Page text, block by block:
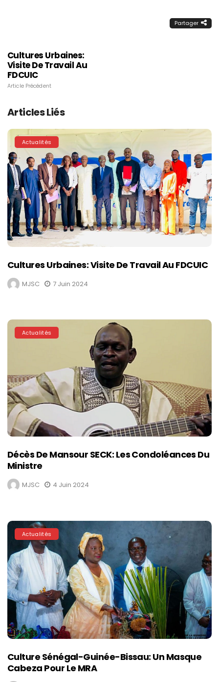
Partager
Cultures Urbaines:
Visite De Travail Au
FDCUIC
Article Précédent
Articles Liés
Actualités
Cultures Urbaines: Visite De Travail Au FDCUIC
MJSC 7 Juin 2024
Actualités
Décès De Mansour SECK: Les Condoléances Du
Ministre
MJSC 4 Juin 2024
Actualités
Culture Sénégal-Guinée-Bissau: Un Masque
Cabeza Pour Le MRA